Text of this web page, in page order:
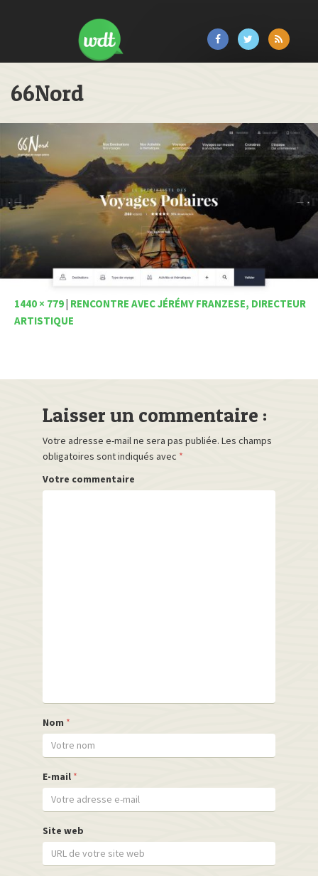
66Nord
1440 × 779| RENCONTRE AVEC JÉRÉMY FRANZESE, DIRECTEUR
ARTISTIQUE
Laisser un commentaire :
Votre adresse e-mail ne sera pas publiée. Les champs
obligatoires sont indiqués avec *
Votre commentaire
Nom *
E-mail *
Site web